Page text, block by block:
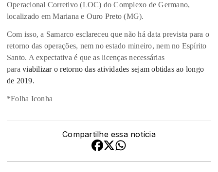
Operacional Corretivo (LOC) do Complexo de Germano,
localizado em Mariana e Ouro Preto (MG).
Com isso, a Samarco esclareceu que não há data prevista para o
retorno das operações, nem no estado mineiro, nem no Espírito
Santo. A expectativa é que as licenças necessárias
paraviabilizar o retorno das atividades sejam obtidas ao longo
de 2019.
*Folha Iconha
Compartilhe essa notícia